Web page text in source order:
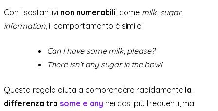
Con i sostantivi non numerabili , come milk, sugar,
information, il comportamento è simile:
Can I have some milk, please?
There isn’t any sugar in the bowl.
Questa regola aiuta a comprendere rapidamente la
differenza tra some e any nei casi più frequenti, ma